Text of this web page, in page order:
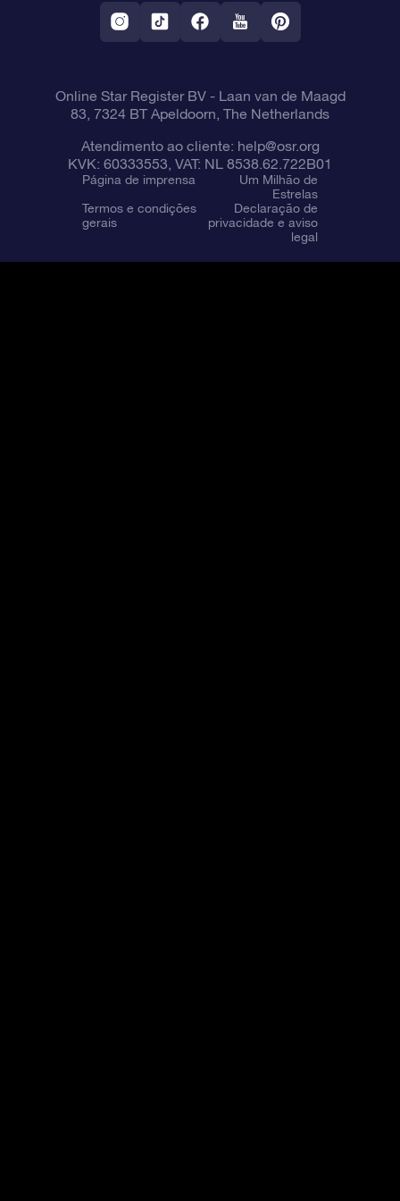
Constelações
Online Star Register BV- Laan van de Maagd
83, 7324 BT Apeldoorn, The Netherlands
Atendimento ao cliente: help@osr.org
KVK: 60333553, VAT: NL 8538.62.722B01
Página de imprensa
Um Milhão de
Estrelas
Termos e condições
gerais
Declaração de
privacidade e aviso
legal